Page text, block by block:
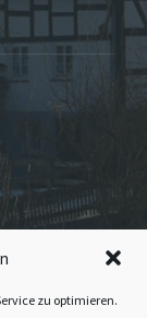
zu optimieren.